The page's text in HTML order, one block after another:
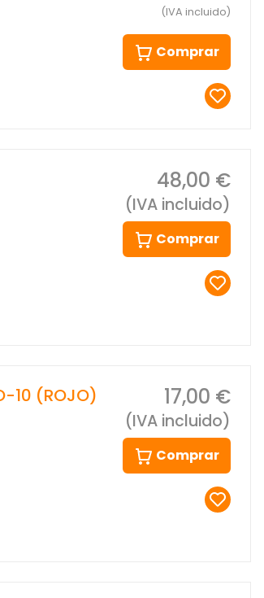
(IVA incluido)
Comprar
48,00 €
(IVA incluido)
Comprar
10 (ROJO) 17,00 €
(IVA incluido)
Comprar